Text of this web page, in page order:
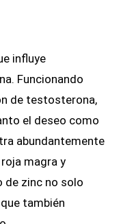
influye
Funcionando
de testosterona,
el deseo como
abundantemente
magra y
de zinc no solo
también